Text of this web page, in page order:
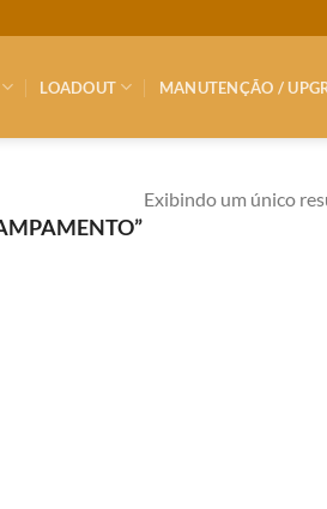
LOADOUT MANUTENÇÃO /
Exibindo um único